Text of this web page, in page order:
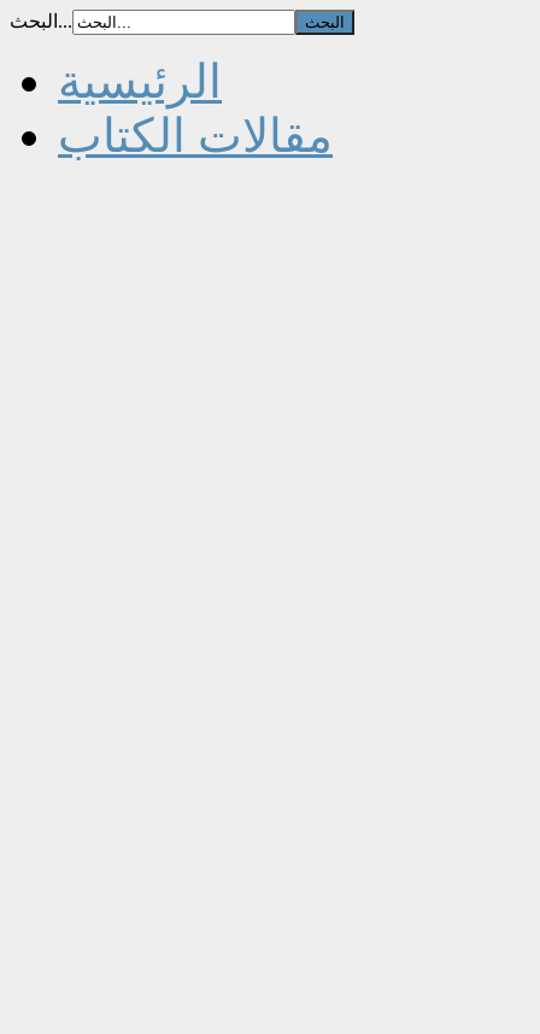
البحث...
الرئيسية
مقالات الكتاب